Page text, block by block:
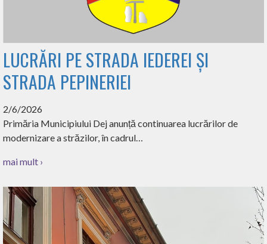
LUCRĂRI PE STRADA IEDEREI ȘI
STRADA PEPINERIEI
2/6/2026
Primăria Municipiului Dej anunță continuarea lucrărilor de
modernizare a străzilor, în cadrul…
mai mult ›